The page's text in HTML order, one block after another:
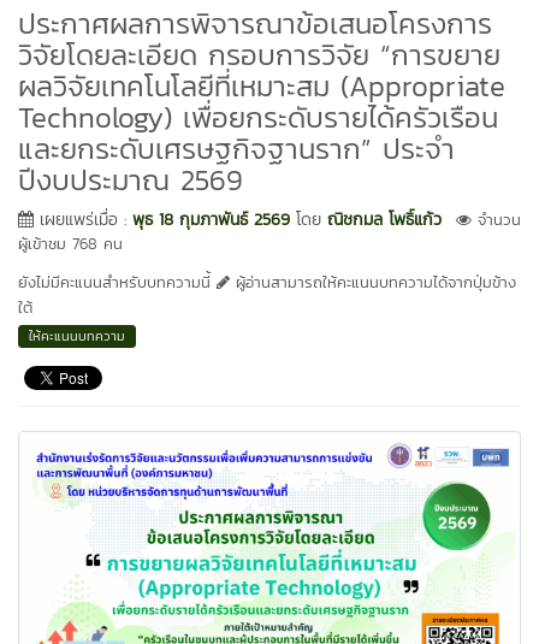
ประกาศผลการพิจารณาข้อเสนอโครงการ
วิจัยโดยละเอียด กรอบการวิจัย “การขยาย
ผลวิจัยเทคโนโลยีที่เหมาะสม (Appropriate
Technology) เพื่อยกระดับรายได้ครัวเรือน
และยกระดับเศรษฐกิจฐานราก” ประจำ
ปีงบประมาณ 2569
เผยแพร่เมื่อ : พุธ 18 กุมภาพันธ์ 2569 โดย ณิชกมล โพธิ์แก้ว
จำนวน
ผู้เข้าชม 768 คน
ยังไม่มีคะแนนสำหรับบทความนี้
ผู้อ่านสามารถให้คะแนนบทความได้จากปุ่มข้าง
ใต้
ให้คะแนนบทความ